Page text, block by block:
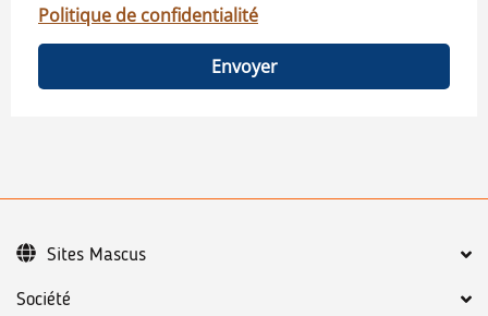
Politique de confidentialité
Envoyer
Société
Sites Mascus